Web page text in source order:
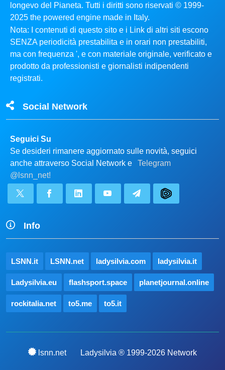
longevo del Pianeta. Tutti i diritti sono riservati © 1999-
2025 the powered engine made in Italy.
Nota: I contenuti di questo sito e i Link di altri siti escono
SENZA periodicità prestabilita e in orari non prestabiliti,
ma con frequenza ', e con materiale originale, verificato e
prodotto da professionisti e giornalisti indipendenti
registrati.
Social Network
Seguici Su
Se desideri rimanere aggiornato sulle novità, seguici
anche attraverso Social Network e
Telegram
@lsnn_net!
Info
LSNN.it LSNN.net ladysilvia.com ladysilvia.it
Ladysilvia.eu flashsport.space planetjournal.online
rockitalia.net to5.me to5.it
lsnn.net Ladysilvia ® 1999-2026 Network